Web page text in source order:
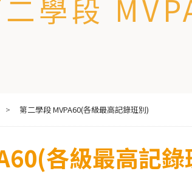
學段
> 第二學段 MVPA60(各級最高記錄班別)
各級最高記